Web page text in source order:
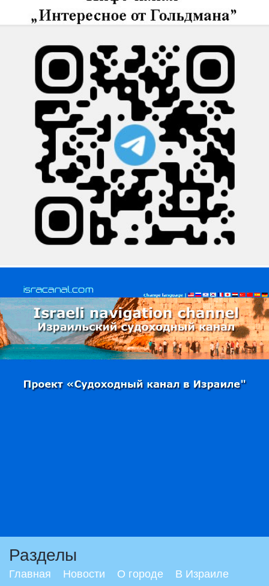
Разделы
Главная Новости О городе В Израиле